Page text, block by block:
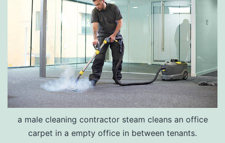
a male cleaning contractor steam cleans an office
carpet in a empty office in between tenants.